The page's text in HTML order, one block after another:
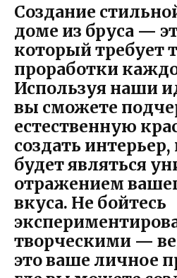
Создание
доме из бруса —
который требует
проработки
Используя наши
вы сможете
естественную
создать
будет являться
отражением
вкуса. Не бойтесь
творческими —
это ваше личное